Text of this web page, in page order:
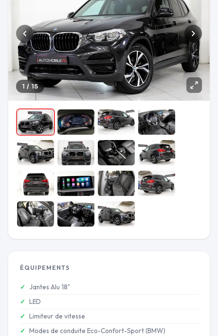
1 / 15
ÉQUIPEMENTS
Jantes Alu 18"
LED
Limiteur de vitesse
Modes de conduite Eco-Confort-Sport (BMW)